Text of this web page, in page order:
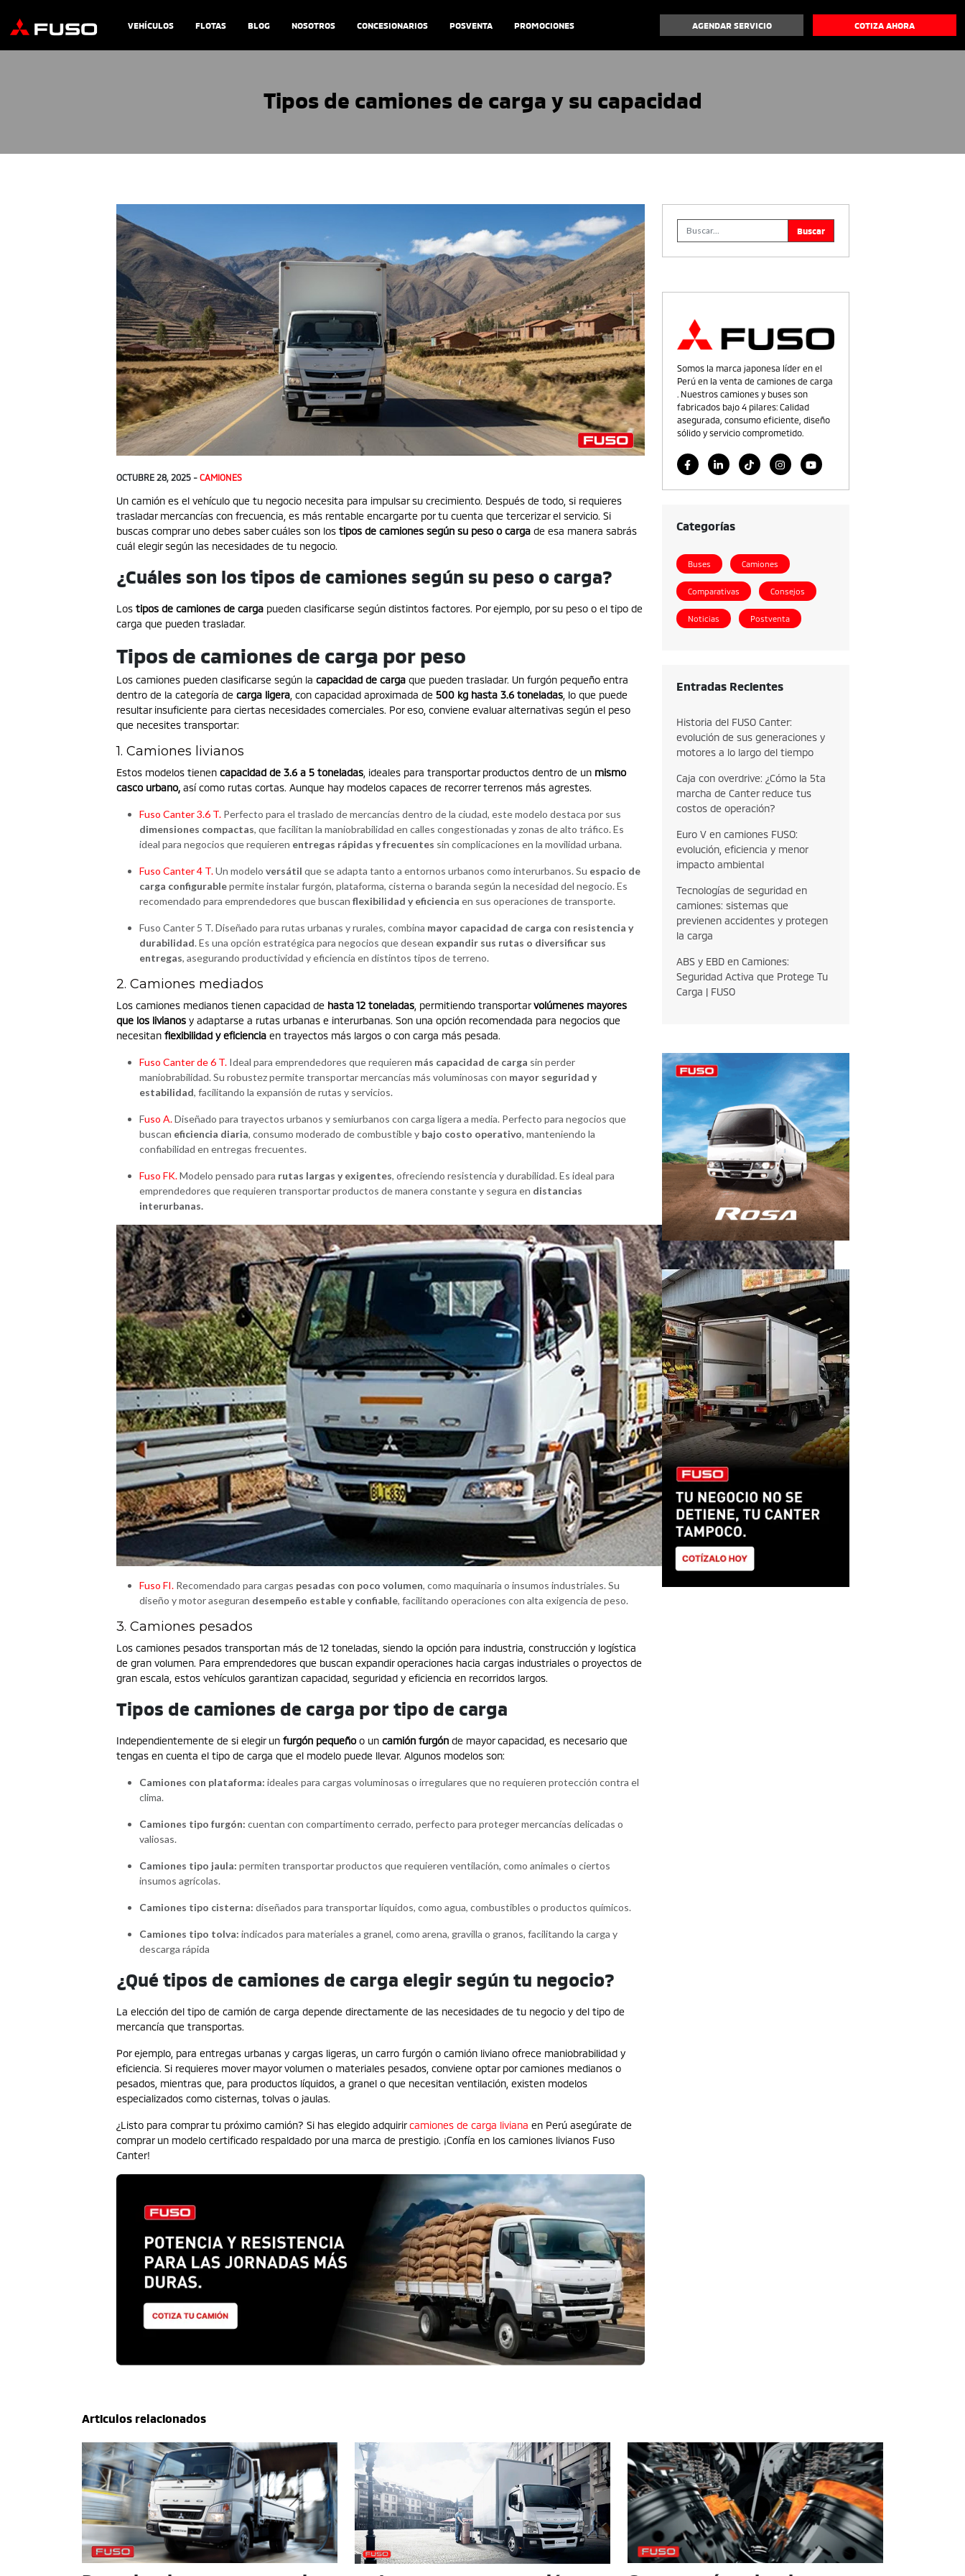
VEHÍCULOS FLOTAS BLOG NOSOTROS CONCESIONARIOS POSVENTA PROMOCIONES AGENDAR SERVICIO COTIZA AHORA
Tipos de camiones de carga y su capacidad
OCTUBRE 28, 2025 - CAMIONES
Un camión es el vehículo que tu negocio necesita para impulsar su crecimiento. Después de todo, si requieres
trasladar mercancías con frecuencia, es más rentable encargarte por tu cuenta que tercerizar el servicio. Si
buscas comprar uno debes saber cuáles son los tipos de camiones según su peso o cargade esa manera sabrás
cuál elegir según las necesidades de tu negocio.
¿Cuáles son los tipos de camiones según su peso o carga?
Los tipos de camiones de cargapueden clasificarse según distintos factores. Por ejemplo, por su peso o el tipo de
carga que pueden trasladar.
Tipos de camiones de carga por peso
Los camiones pueden clasificarse según la capacidad de cargaque pueden trasladar. Un furgón pequeño entra
dentro de la categoría de carga ligera, con capacidad aproximada de 500 kg hasta 3.6 toneladas, lo que puede
resultar insuficiente para ciertas necesidades comerciales. Por eso, conviene evaluar alternativas según el peso
que necesites transportar:
1. Camiones livianos
Estos modelos tienen capacidad de 3.6 a 5 toneladas, ideales para transportar productos dentro de un mismo
casco urbano, así como rutas cortas. Aunque hay modelos capaces de recorrer terrenos más agrestes.
Fuso Canter 3.6 T.Perfecto para el traslado de mercancías dentro de la ciudad, este modelo destaca por sus
dimensiones compactas, que facilitan la maniobrabilidad en calles congestionadas y zonas de alto tráfico. Es
ideal para negocios que requieren entregas rápidas y frecuentes sin complicaciones en la movilidad urbana.
Fuso Canter 4 T.Un modelo versátil que se adapta tanto a entornos urbanos como interurbanos. Su espacio de
carga configurablepermite instalar furgón, plataforma, cisterna o baranda según la necesidad del negocio. Es
recomendado para emprendedores que buscan flexibilidad y eficiencia en sus operaciones de transporte.
Fuso Canter 5 T. Diseñado para rutas urbanas y rurales, combina mayor capacidad de carga con resistencia y
durabilidad. Es una opción estratégica para negocios que desean expandir sus rutas o diversificar sus
entregas, asegurando productividad y eficiencia en distintos tipos de terreno.
2. Camiones mediados
Los camiones medianos tienen capacidad de hasta 12 toneladas, permitiendo transportarvolúmenes mayores
que los livianosy adaptarse a rutas urbanas e interurbanas. Son una opción recomendada para negocios que
necesitan flexibilidad y eficienciaen trayectos más largos o con carga más pesada.
Fuso Canter de 6 T.Ideal para emprendedores que requieren más capacidad de carga sin perder
maniobrabilidad. Su robustez permite transportar mercancías más voluminosas con mayor seguridad y
estabilidad, facilitando la expansión de rutas y servicios.
Fuso A.Diseñado para trayectos urbanos y semiurbanos con carga ligera a media. Perfecto para negocios que
buscan eficiencia diaria, consumo moderado de combustible y bajo costo operativo, manteniendo la
confiabilidad en entregas frecuentes.
Fuso FK.Modelo pensado para rutas largas y exigentes, ofreciendo resistencia y durabilidad. Es ideal para
emprendedores que requieren transportar productos de manera constante y segura en distancias
interurbanas.
Fuso FI.Recomendado para cargas pesadas con poco volumen, como maquinaria o insumos industriales. Su
diseño y motor aseguran desempeño estable y confiable, facilitando operaciones con alta exigencia de peso.
3. Camiones pesados
Los camiones pesados transportan más de 12 toneladas, siendo la opción para industria, construcción y logística
de gran volumen. Para emprendedores que buscan expandir operaciones hacia cargas industriales o proyectos de
gran escala, estos vehículos garantizan capacidad, seguridad y eficiencia en recorridos largos.
Tipos de camiones de carga por tipo de carga
Independientemente de si elegir un furgón pequeñoo un camión furgónde mayor capacidad, es necesario que
tengas en cuenta el tipo de carga que el modelo puede llevar. Algunos modelos son:
Camiones con plataforma: ideales para cargas voluminosas o irregulares que no requieren protección contra el
clima.
Camiones tipo furgón: cuentan con compartimento cerrado, perfecto para proteger mercancías delicadas o
valiosas.
Camiones tipo jaula: permiten transportar productos que requieren ventilación, como animales o ciertos
insumos agrícolas.
Camiones tipo cisterna: diseñados para transportar líquidos, como agua, combustibles o productos químicos.
Camiones tipo tolva: indicados para materiales a granel, como arena, gravilla o granos, facilitando la carga y
descarga rápida
¿Qué tipos de camiones de carga elegir según tu negocio?
La elección del tipo de camión de carga depende directamente de las necesidades de tu negocio y del tipo de
mercancía que transportas.
Por ejemplo, para entregas urbanas y cargas ligeras, un carro furgón o camión liviano ofrece maniobrabilidad y
eficiencia. Si requieres mover mayor volumen o materiales pesados, conviene optar por camiones medianos o
pesados, mientras que, para productos líquidos, a granel o que necesitan ventilación, existen modelos
especializados como cisternas, tolvas o jaulas.
¿Listo para comprar tu próximo camión? Si has elegido adquirircamiones de carga liviana en Perú asegúrate de
comprar un modelo certificado respaldado por una marca de prestigio. ¡Confía en los camiones livianos Fuso
Canter!
Somos la marca japonesa líder en el
Perú en la venta de camiones de carga
. Nuestros camiones y buses son
fabricados bajo 4 pilares: Calidad
asegurada, consumo eficiente, diseño
sólido y servicio comprometido.
Categorías
Buses Camiones
Comparativas Consejos
Noticias Postventa
Entradas Recientes
Historia del FUSO Canter:
evolución de sus generaciones y
motores a lo largo del tiempo
Caja con overdrive: ¿Cómo la 5ta
marcha de Canter reduce tus
costos de operación?
Euro V en camiones FUSO:
evolución, eficiencia y menor
impacto ambiental
Tecnologías de seguridad en
camiones: sistemas que
previenen accidentes y protegen
la carga
ABS y EBD en Camiones:
Seguridad Activa que Protege Tu
Carga | FUSO
Articulos relacionados